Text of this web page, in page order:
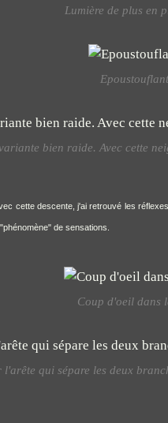
Lumière de plus en
bien raide. Avec cette
cette descente, j'ai retrouvé les
de sensations.
Coup d'oeil dans
l'arête qui sépare les deux